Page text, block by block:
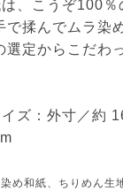
、こうぞ100％
で揉んでムラ染
選定からこだわ
ズ：外寸／約
め和紙、ちりめん生